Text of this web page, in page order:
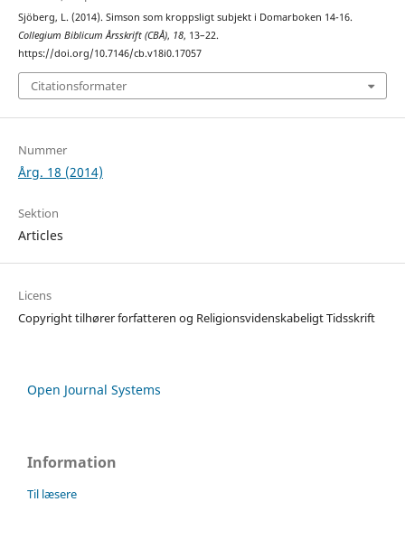
Sjöberg, L. (2014). Simson som kroppsligt subjekt i Domarboken 14-16.
Collegium Biblicum Årsskrift (CBÅ), 18, 13–22.
https://doi.org/10.7146/cb.v18i0.17057
Citationsformater
Nummer
Årg. 18 (2014)
Sektion
Articles
Licens
Copyright tilhører forfatteren og Religionsvidenskabeligt Tidsskrift
Open Journal Systems
Information
Til læsere